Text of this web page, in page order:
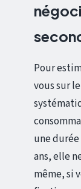
Pour
vous sur
une durée
ans, elle
même, si